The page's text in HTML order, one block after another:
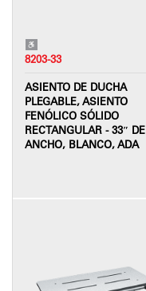
8203-33
ASIENTO DE DUCHA
PLEGABLE, ASIENTO
FENÓLICO SÓLIDO
RECTANGULAR - 33″ DE
ANCHO, BLANCO, ADA